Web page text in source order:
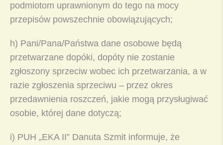
podmiotom uprawnionym do tego na mocy
przepisów powszechnie obowiązujących;
h) Pani/Pana/Państwa dane osobowe będą
przetwarzane dopóki, dopóty nie zostanie
zgłoszony sprzeciw wobec ich przetwarzania, a w
razie zgłoszenia sprzeciwu – przez okres
przedawnienia roszczeń, jakie mogą przysługiwać
osobie, której dane dotyczą;
i) PUH „EKA II” Danuta Szmit informuje, że